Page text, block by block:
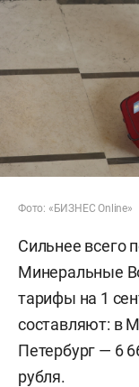
Фото: «БИЗНЕС Online»
Сильнее всего
Минеральные
тарифы на 1
составляют: в
Петербург — 6
рубля.